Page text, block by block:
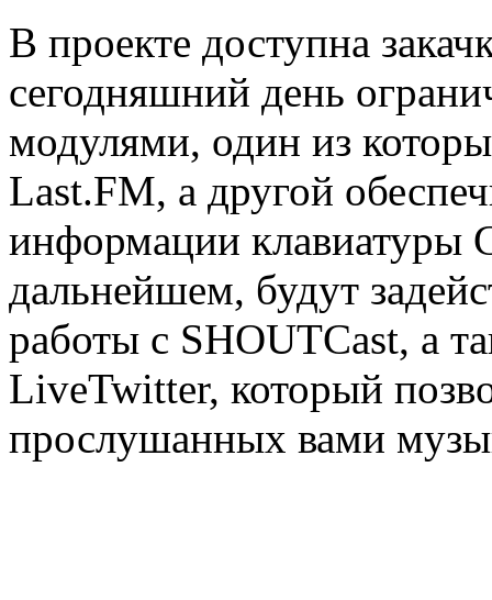
В проекте доступна
сегодняшний день
модулями, один из
Last.FM, а другой
информации клавиатуры
дальнейшем, будут
работы с SHOUTCast, а
LiveTwitter, который
прослушанных вами